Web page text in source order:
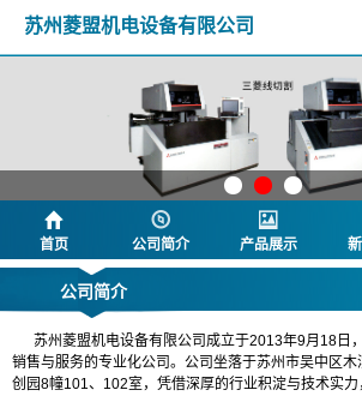
苏州菱盟机电设备有限公司
首页 公司简介 产品展示
公司简介
苏州菱盟机电设备有限公司成立于2013年9月18日
销售与服务的专业化公司。公司坐落于苏州市吴中区
创园8幢101、102室，凭借深厚的行业积淀与技术实